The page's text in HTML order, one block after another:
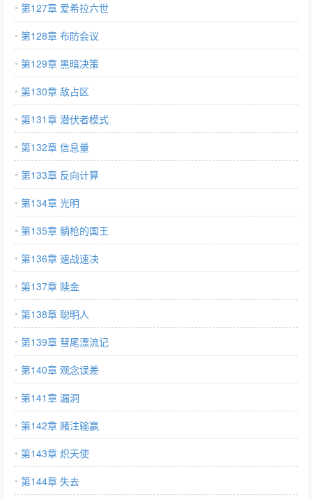
第127章 爱希拉六世
第128章 布防会议
第129章 黑暗决策
第130章 敌占区
第131章 潜伏者模式
第132章 信息量
第133章 反向计算
第134章 光明
第135章 躺枪的国王
第136章 速战速决
第137章 赎金
第138章 聪明人
第139章 彗尾漂流记
第140章 观念误差
第141章 漏洞
第142章 赌注输赢
第143章 炽天使
第144章 失去